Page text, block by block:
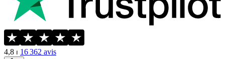
4,8 ⏐ 16 362 avis